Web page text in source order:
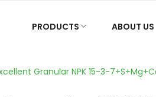
PRODUCTS ABOUT US
Granular NPK 15-3-